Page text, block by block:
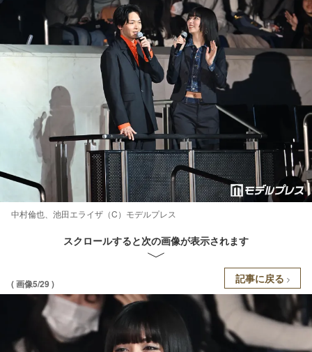
中村倫也、池田エライザ（C）モデルプレス
スクロールすると次の画像が表示されます
( 画像5/29 ) 記事に戻る